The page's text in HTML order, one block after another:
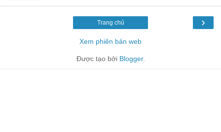
›
Trang chủ
Xem phiên bản web
Được tạo bởi Blogger.